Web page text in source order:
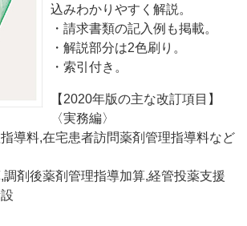
込みわかりやすく解説。
・請求書類の記入例も掲載。
・解説部分は2色刷り。
・索引付き。
【2020年版の主な改訂項目】
〈実務編〉
指導料,在宅患者訪問薬剤管理指導料など
調剤後薬剤管理指導加算,経管投薬支援